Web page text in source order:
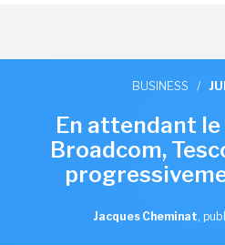
BUSINESS /
En attendant
Broadcom,
Jacques Cheminat,